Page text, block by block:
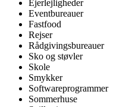
Ejerlejligheder
Eventbureauer
Fastfood
Rejser
Rådgivingsbureauer
Sko og støvler
Skole
Smykker
Softwareprogrammer
Sommerhuse